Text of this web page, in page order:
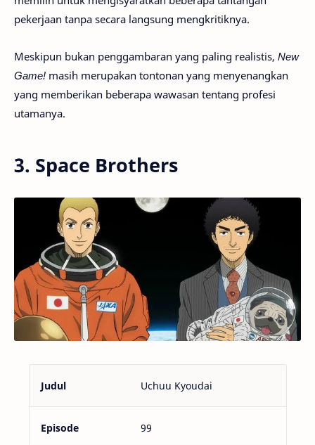
pekerjaan tanpa secara langsung mengkritiknya.
Meskipun bukan penggambaran yang paling realistis, New
Game! masih merupakan tontonan yang menyenangkan
yang memberikan beberapa wawasan tentang profesi
utamanya.
3. Space Brothers
Judul Uchuu Kyoudai
Episode 99